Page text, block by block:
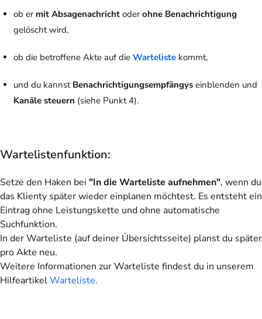
ob er mit Absagenachricht oderohne Benachrichtigung
gelöscht wird,
ob die betroffene Akte auf die Wartelistekommt,
und du kannstBenachrichtigungsempfängyseinblenden und
Kanäle steuern (siehe Punkt 4).
Wartelistenfunktion:
Setze den Haken bei "In die Warteliste aufnehmen", wenn du
das Klienty später wieder einplanen möchtest. Es entsteht ein
Eintragohne Leistungskette und ohne automatische
Suchfunktion.
In der Warteliste (auf deiner Übersichtsseite) planst du später
pro Akte neu.
Weitere Informationen zur Warteliste findest du in unserem
HilfeartikelWarteliste.